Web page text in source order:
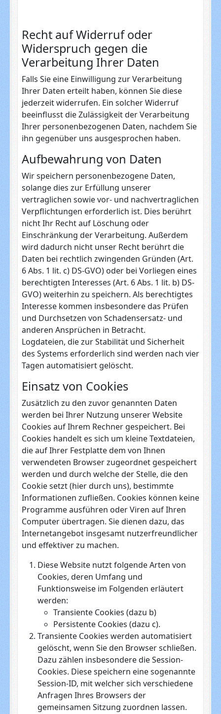
Recht auf Widerruf oder
Widerspruch gegen die
Verarbeitung Ihrer Daten
Falls Sie eine Einwilligung zur Verarbeitung
Ihrer Daten erteilt haben, können Sie diese
jederzeit widerrufen. Ein solcher Widerruf
beeinflusst die Zulässigkeit der Verarbeitung
Ihrer personenbezogenen Daten, nachdem Sie
ihn gegenüber uns ausgesprochen haben.
Aufbewahrung von Daten
Wir speichern personenbezogene Daten,
solange dies zur Erfüllung unserer
vertraglichen sowie vor- und nachvertraglichen
Verpflichtungen erforderlich ist. Dies berührt
nicht Ihr Recht auf Löschung oder
Einschränkung der Verarbeitung. Außerdem
wird dadurch nicht unser Recht berührt die
Daten bei rechtlich zwingenden Gründen (Art.
6 Abs. 1 lit. c) DS-GVO) oder bei Vorliegen eines
berechtigten Interesses (Art. 6 Abs. 1 lit. b) DS-
GVO) weiterhin zu speichern. Als berechtigtes
Interesse kommen insbesondere das Prüfen
und Durchsetzen von Schadensersatz- und
anderen Ansprüchen in Betracht.
Logdateien, die zur Stabilität und Sicherheit
des Systems erforderlich sind werden nach vier
Tagen automatisiert gelöscht.
Einsatz von Cookies
Zusätzlich zu den zuvor genannten Daten
werden bei Ihrer Nutzung unserer Website
Cookies auf Ihrem Rechner gespeichert. Bei
Cookies handelt es sich um kleine Textdateien,
die auf Ihrer Festplatte dem von Ihnen
verwendeten Browser zugeordnet gespeichert
werden und durch welche der Stelle, die den
Cookie setzt (hier durch uns), bestimmte
Informationen zufließen. Cookies können keine
Programme ausführen oder Viren auf Ihren
Computer übertragen. Sie dienen dazu, das
Internetangebot insgesamt nutzerfreundlicher
und effektiver zu machen.
Diese Website nutzt folgende Arten von
Cookies, deren Umfang und
Funktionsweise im Folgenden erläutert
werden:
Transiente Cookies (dazu b)
Persistente Cookies (dazu c).
Transiente Cookies werden automatisiert
gelöscht, wenn Sie den Browser schließen.
Dazu zählen insbesondere die Session-
Cookies. Diese speichern eine sogenannte
Session-ID, mit welcher sich verschiedene
Anfragen Ihres Browsers der
gemeinsamen Sitzung zuordnen lassen.